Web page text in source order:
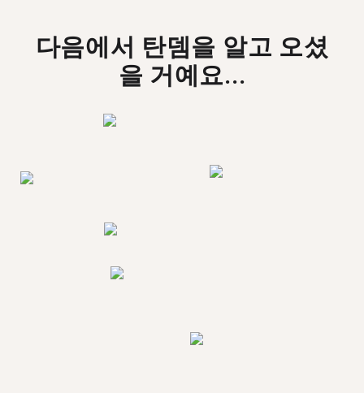
다음에서 탄뎀을 알고 오셨
을 거예요...